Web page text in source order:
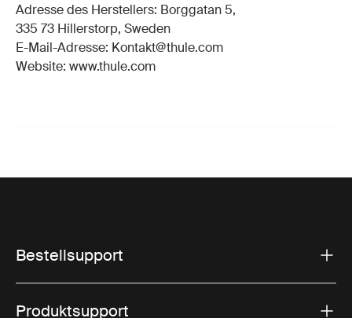
Adresse des Herstellers: Borggatan 5,
335 73 Hillerstorp, Sweden
E-Mail-Adresse: Kontakt@thule.com
Website: www.thule.com
Bestellsupport
Produktsupport